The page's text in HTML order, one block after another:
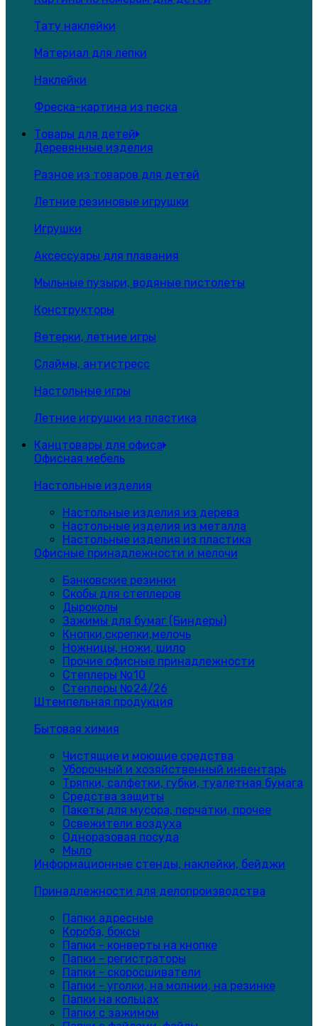
Тату наклейки
Материал для лепки
Наклейки
Фреска-картина из песка
Товары для детей
Деревянные изделия
Разное из товаров для детей
Летние резиновые игрушки
Игрушки
Аксессуары для плавания
Мыльные пузыри, водяные пистолеты
Конструкторы
Ветерки, летние игры
Слаймы, антистресс
Настольные игры
Летние игрушки из пластика
Канцтовары для офиса
Офисная мебель
Настольные изделия
Настольные изделия из дерева
Настольные изделия из металла
Настольные изделия из пластика
Офисные принадлежности и мелочи
Банковские резинки
Скобы для степлеров
Дыроколы
Зажимы для бумаг (Биндеры)
Кнопки,скрепки,мелочь
Ножницы, ножи, шило
Прочие офисные принадлежности
Степлеры №10
Степлеры №24/26
Штемпельная продукция
Бытовая химия
Чистящие и моющие средства
Уборочный и хозяйственный инвентарь
Тряпки, салфетки, губки, туалетная бумага
Средства защиты
Пакеты для мусора, перчатки, прочее
Освежители воздуха
Одноразовая посуда
Мыло
Информационные стенды, наклейки, бейджи
Принадлежности для делопроизводства
Папки адресные
Короба, боксы
Папки - конверты на кнопке
Папки - регистраторы
Папки - скоросшиватели
Папки - уголки, на молнии, на резинке
Папки на кольцах
Папки с зажимом